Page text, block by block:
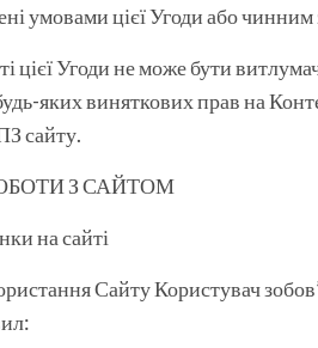
умовами цієї Угоди або чинним
цієї Угоди не може бути
яких виняткових прав на
сайту.
З САЙТОМ
на сайті
Сайту Користувач